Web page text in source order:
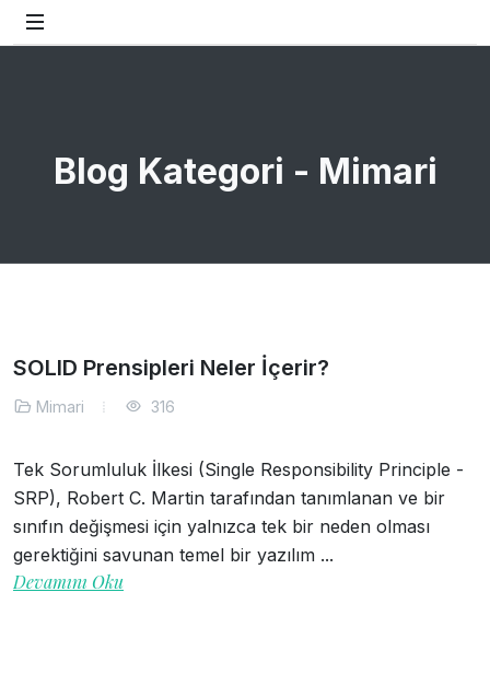
Blog Kategori - Mimari
SOLID Prensipleri Neler İçerir?
Mimari 316
Tek Sorumluluk İlkesi (Single Responsibility Principle -
SRP), Robert C. Martin tarafından tanımlanan ve bir
sınıfın değişmesi için yalnızca tek bir neden olması
gerektiğini savunan temel bir yazılım ...
Devamını Oku